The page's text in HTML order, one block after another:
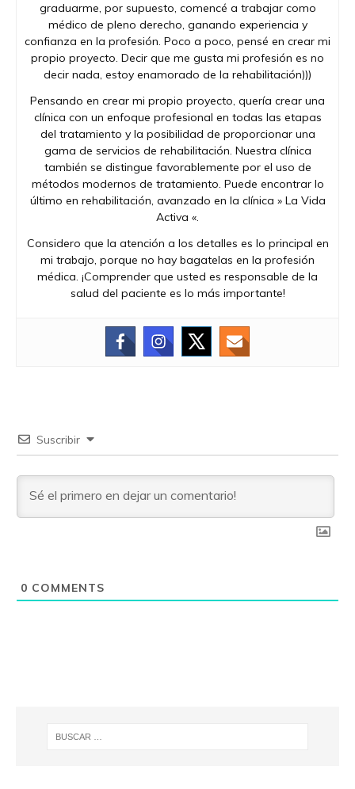
graduarme, por supuesto, comencé a trabajar como
médico de pleno derecho, ganando experiencia y
confianza en la profesión. Poco a poco, pensé en crear mi
propio proyecto. Decir que me gusta mi profesión es no
decir nada, estoy enamorado de la rehabilitación)))
Pensando en crear mi propio proyecto, quería crear una
clínica con un enfoque profesional en todas las etapas
del tratamiento y la posibilidad de proporcionar una
gama de servicios de rehabilitación. Nuestra clínica
también se distingue favorablemente por el uso de
métodos modernos de tratamiento. Puede encontrar lo
último en rehabilitación, avanzado en la clínica » La Vida
Activa «.
Considero que la atención a los detalles es lo principal en
mi trabajo, porque no hay bagatelas en la profesión
médica. ¡Comprender que usted es responsable de la
salud del paciente es lo más importante!
Suscribir
0 COMMENTS